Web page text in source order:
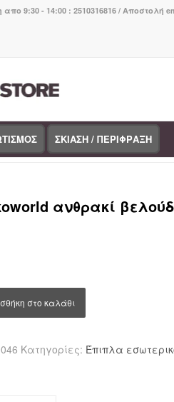
9:30 - 14:00 : 2510316816 / Αποστολή
ΣΚΙΑΣΗ / ΠΕΡΙΦΡΑΞΗ
χώρου / Καρέκλες / Καρέκλα
ανθρακί
στο καλάθι
Κατηγορίες: Έπιπλα